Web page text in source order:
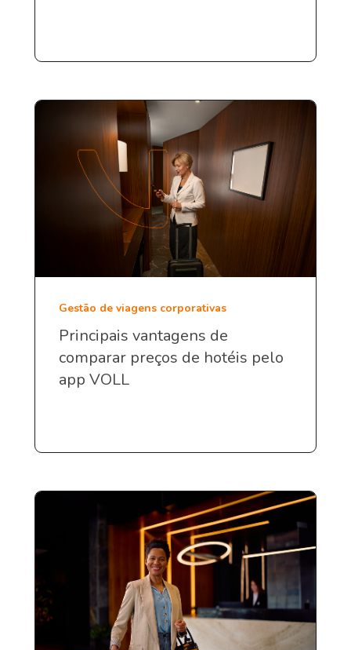
Gestão de viagens corporativas
Principais vantagens de
comparar preços de hotéis pelo
app VOLL